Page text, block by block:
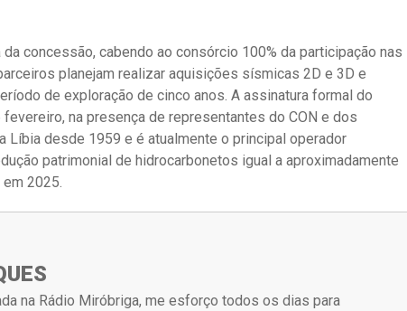
concessão, cabendo ao consórcio 100% da participação nas
planejam realizar aquisições sísmicas 2D e 3D e
de exploração de cinco anos. A assinatura formal do
na presença de representantes do CON e dos
Líbia desde 1959 e é atualmente o principal operador
patrimonial de hidrocarbonetos igual a aproximadamente
2025.
na Rádio Miróbriga, me esforço todos os dias para